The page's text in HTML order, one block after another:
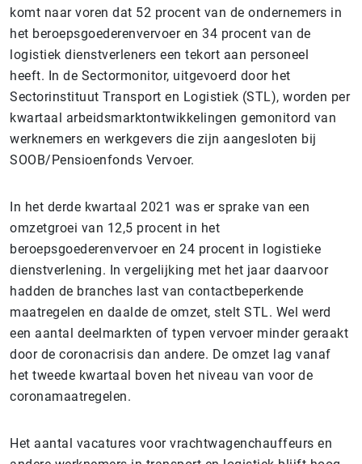
komt naar voren dat 52 procent van de ondernemers in
het beroepsgoederenvervoer en 34 procent van de
logistiek dienstverleners een tekort aan personeel
heeft. In de Sectormonitor, uitgevoerd door het
Sectorinstituut Transport en Logistiek (STL), worden per
kwartaal arbeidsmarktontwikkelingen gemonitord van
werknemers en werkgevers die zijn aangesloten bij
SOOB/Pensioenfonds Vervoer.
In het derde kwartaal 2021 was er sprake van een
omzetgroei van 12,5 procent in het
beroepsgoederenvervoer en 24 procent in logistieke
dienstverlening. In vergelijking met het jaar daarvoor
hadden de branches last van contactbeperkende
maatregelen en daalde de omzet, stelt STL. Wel werd
een aantal deelmarkten of typen vervoer minder geraakt
door de coronacrisis dan andere. De omzet lag vanaf
het tweede kwartaal boven het niveau van voor de
coronamaatregelen.
Het aantal vacatures voor vrachtwagenchauffeurs en